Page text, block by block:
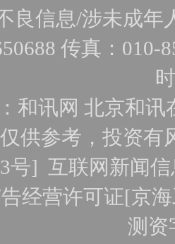
良信息/涉未成年
传真：010-
和讯网 北京和
供参考，投资有
号]互联网新闻
经营许可证[京
测资